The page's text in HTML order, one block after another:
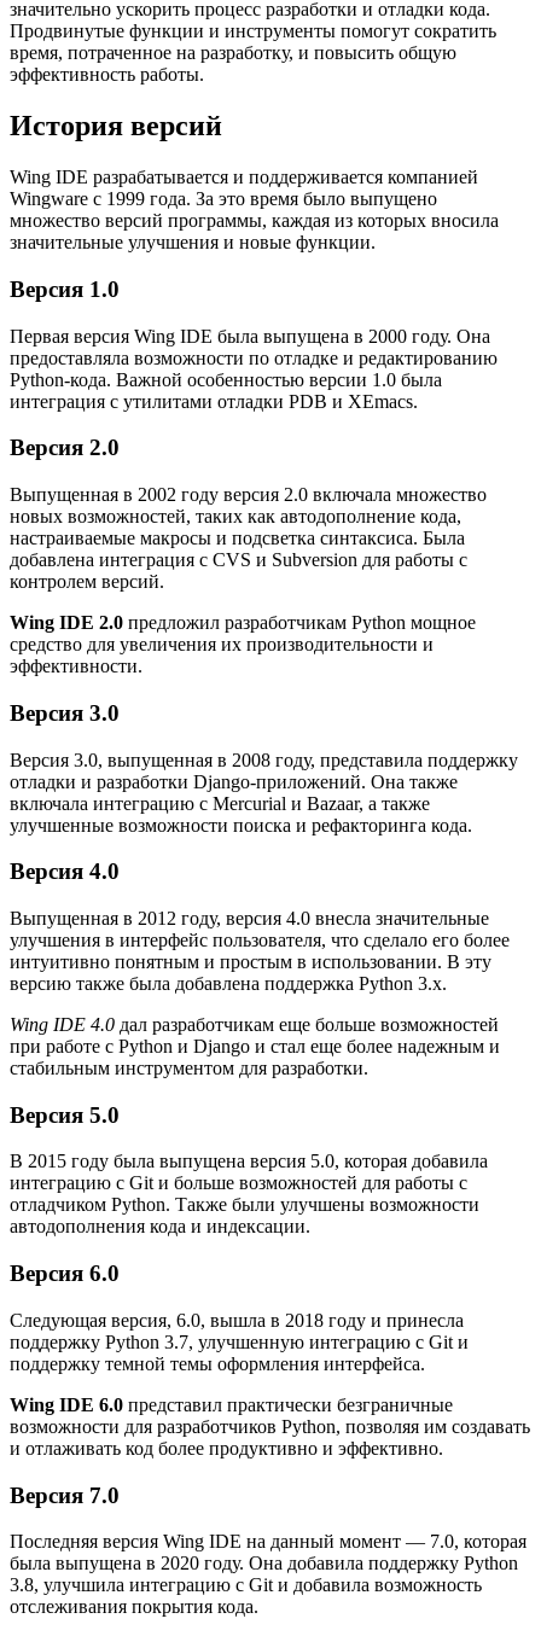
значительно ускорить процесс разработки и отладки кода.
Продвинутые функции и инструменты помогут сократить
время, потраченное на разработку, и повысить общую
эффективность работы.
История версий
Wing IDE разрабатывается и поддерживается компанией
Wingware с 1999 года. За это время было выпущено
множество версий программы, каждая из которых вносила
значительные улучшения и новые функции.
Версия 1.0
Первая версия Wing IDE была выпущена в 2000 году. Она
предоставляла возможности по отладке и редактированию
Python-кода. Важной особенностью версии 1.0 была
интеграция с утилитами отладки PDB и XEmacs.
Версия 2.0
Выпущенная в 2002 году версия 2.0 включала множество
новых возможностей, таких как автодополнение кода,
настраиваемые макросы и подсветка синтаксиса. Была
добавлена интеграция с CVS и Subversion для работы с
контролем версий.
Wing IDE 2.0 предложил разработчикам Python мощное
средство для увеличения их производительности и
эффективности.
Версия 3.0
Версия 3.0, выпущенная в 2008 году, представила поддержку
отладки и разработки Django-приложений. Она также
включала интеграцию с Mercurial и Bazaar, а также
улучшенные возможности поиска и рефакторинга кода.
Версия 4.0
Выпущенная в 2012 году, версия 4.0 внесла значительные
улучшения в интерфейс пользователя, что сделало его более
интуитивно понятным и простым в использовании. В эту
версию также была добавлена поддержка Python 3.x.
Wing IDE 4.0 дал разработчикам еще больше возможностей
при работе с Python и Django и стал еще более надежным и
стабильным инструментом для разработки.
Версия 5.0
В 2015 году была выпущена версия 5.0, которая добавила
интеграцию с Git и больше возможностей для работы с
отладчиком Python. Также были улучшены возможности
автодополнения кода и индексации.
Версия 6.0
Следующая версия, 6.0, вышла в 2018 году и принесла
поддержку Python 3.7, улучшенную интеграцию с Git и
поддержку темной темы оформления интерфейса.
Wing IDE 6.0 представил практически безграничные
возможности для разработчиков Python, позволяя им создавать
и отлаживать код более продуктивно и эффективно.
Версия 7.0
Последняя версия Wing IDE на данный момент — 7.0, которая
была выпущена в 2020 году. Она добавила поддержку Python
3.8, улучшила интеграцию с Git и добавила возможность
отслеживания покрытия кода.